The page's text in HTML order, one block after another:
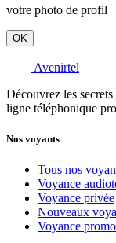
votre photo de profil
OK
Avenirtel
Découvrez les
ligne téléphonique
Nos voyants
Tous nos
Voyance
Voyance privée
Nouveaux
Voyance promo